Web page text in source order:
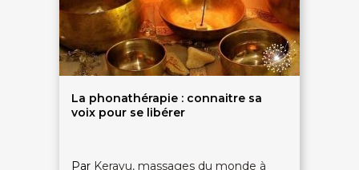
La phonathérapie : connaitre sa
voix pour se libérer
Par Kerayu, massages du monde à